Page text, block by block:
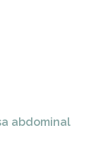
abdominal